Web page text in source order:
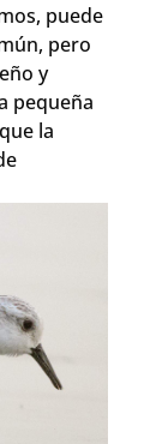
puede
pero
y
pequeña
la